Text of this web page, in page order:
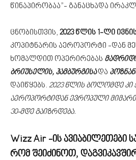
წინაპირობაა”- განაცხადა
ცნობისთვის, 2023 წლის 1-ლი
კოპიტნარის აეროპორტი -დან
ხომალდით ოპერირებას
ბრიუსელის, ჰამბურგისადა
დაიწყებს. 2023 წლის ბოლომდე კი
აეროპორტიდან ევროპული
30-მდე გაიზრდება.
Wizz Air -ის ავიაბილეთები
რომ შეიძინოთ,